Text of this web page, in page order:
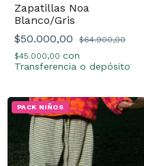
Zapatillas Noa
Blanco/Gris
$50.000,00
$64.900,00
$45.000,00 con
Transferencia o depósito
PACK NIÑOS